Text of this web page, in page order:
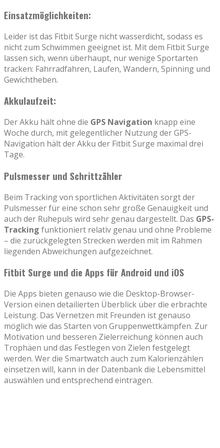
Einsatzmöglichkeiten:
Leider ist das Fitbit Surge nicht wasserdicht, sodass es
nicht zum Schwimmen geeignet ist. Mit dem Fitbit Surge
lassen sich, wenn überhaupt, nur wenige Sportarten
tracken: Fahrradfahren, Laufen, Wandern, Spinning und
Gewichtheben.
Akkulaufzeit:
Der Akku hält ohne die GPS Navigation knapp eine
Woche durch, mit gelegentlicher Nutzung der GPS-
Navigation hält der Akku der Fitbit Surge maximal drei
Tage.
Pulsmesser und Schrittzähler
Beim Tracking von sportlichen Aktivitäten sorgt der
Pulsmesser für eine schon sehr große Genauigkeit und
auch der Ruhepuls wird sehr genau dargestellt. Das GPS-
Tracking funktioniert relativ genau und ohne Probleme
– die zurückgelegten Strecken werden mit im Rahmen
liegenden Abweichungen aufgezeichnet.
Fitbit Surge und die Apps für Android und iOS
Die Apps bieten genauso wie die Desktop-Browser-
Version einen detailierten Überblick über die erbrachte
Leistung. Das Vernetzen mit Freunden ist genauso
möglich wie das Starten von Gruppenwettkämpfen. Zur
Motivation und besseren Zielerreichung können auch
Trophäen und das Festlegen von Zielen festgelegt
werden. Wer die Smartwatch auch zum Kalorienzählen
einsetzen will, kann in der Datenbank die Lebensmittel
auswählen und entsprechend eintragen.